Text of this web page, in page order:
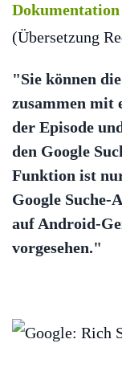
Dokumentation
(Übersetzung
"Sie können
zusammen mit
der Episode
den Google
Funktion ist
Google Suche-
auf Android-
vorgesehen."